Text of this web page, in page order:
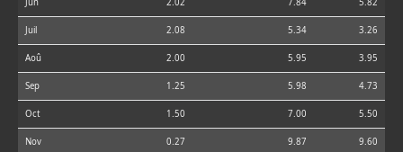
Jun 2.02 7.84 5.82
Juil 2.08 5.34 3.26
Aoû 2.00 5.95 3.95
Sep 1.25 5.98 4.73
Oct 1.50 7.00 5.50
Nov 0.27 9.87 9.60